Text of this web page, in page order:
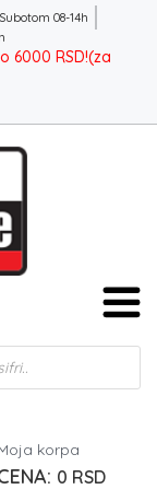
08-14h
6000 RSD!(za
korpa
0 RSD